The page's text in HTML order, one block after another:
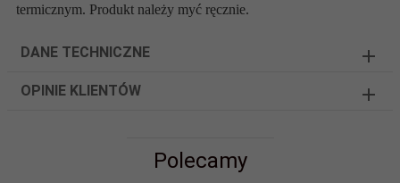
termicznym. Produkt należy myć ręcznie.
DANE TECHNICZNE
OPINIE KLIENTÓW
Polecamy